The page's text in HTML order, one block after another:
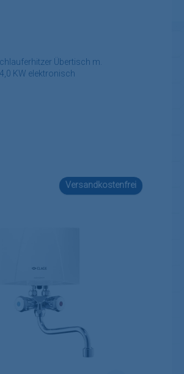
Übertisch m.
KW elektronisch
Preis:
Versandkostenfrei